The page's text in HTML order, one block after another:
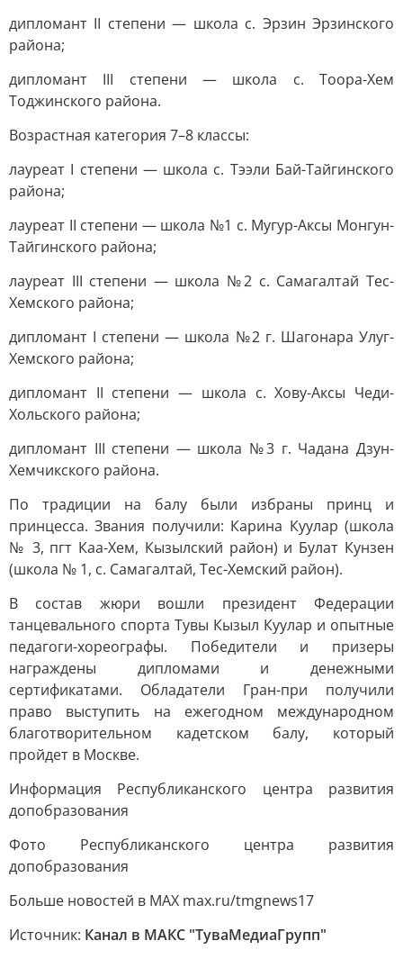
дипломант II степени — школа с. Эрзин Эрзинского
района;
дипломант III степени — школа с. Тоора-Хем
Тоджинского района.
Возрастная категория 7–8 классы:
лауреат I степени — школа с. Тээли Бай-Тайгинского
района;
лауреат II степени — школа №1 с. Мугур-Аксы Монгун-
Тайгинского района;
лауреат III степени — школа №2 с. Самагалтай Тес-
Хемского района;
дипломант I степени — школа №2 г. Шагонара Улуг-
Хемского района;
дипломант II степени — школа с. Хову-Аксы Чеди-
Хольского района;
дипломант III степени — школа №3 г. Чадана Дзун-
Хемчикского района.
По традиции на балу были избраны принц и
принцесса. Звания получили: Карина Куулар (школа
№ 3, пгт Каа-Хем, Кызылский район) и Булат Кунзен
(школа № 1, с. Самагалтай, Тес-Хемский район).
В состав жюри вошли президент Федерации
танцевального спорта Тувы Кызыл Куулар и опытные
педагоги-хореографы. Победители и призеры
награждены дипломами и денежными
сертификатами. Обладатели Гран-при получили
право выступить на ежегодном международном
благотворительном кадетском балу, который
пройдет в Москве.
Информация Республиканского центра развития
допобразования
Фото Республиканского центра развития
допобразования
Больше новостей в МАХ max.ru/tmgnews17
Источник: Канал в МАКС "ТуваМедиаГрупп"